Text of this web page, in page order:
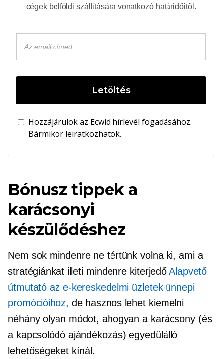
cégek belföldi szállítására vonatkozó határidőitől.
Letöltés
Hozzájárulok az Ecwid hírlevél fogadásához.
Bármikor leiratkozhatok.
Bónusz tippek a
karácsonyi
készülődéshez
Nem sok mindenre ne tértünk volna ki, ami a
stratégiánkat illeti mindenre kiterjedő Alapvető
útmutató az e-kereskedelmi üzletek ünnepi
promócióihoz, de hasznos lehet kiemelni
néhány olyan módot, ahogyan a karácsony (és
a kapcsolódó ajándékozás) egyedülálló
lehetőségeket kínál.